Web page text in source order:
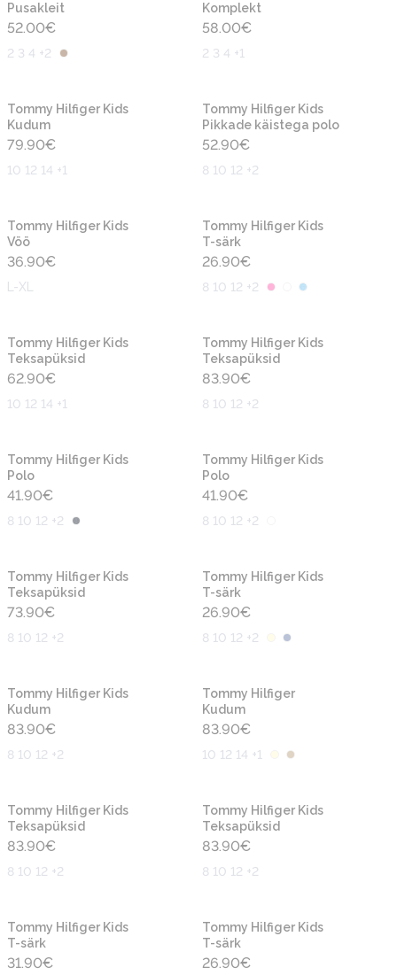
Pusakleit
52.00€
2 3 4 +2
Komplekt
58.00€
2 3 4 +1
Tommy Hilfiger Kids
Kudum
79.90€
10 12 14 +1
Tommy Hilfiger Kids
Pikkade käistega polo
52.90€
8 10 12 +2
Tommy Hilfiger Kids
Vöö
36.90€
L-XL
Tommy Hilfiger Kids
T-särk
26.90€
8 10 12 +2
Tommy Hilfiger Kids
Teksapüksid
62.90€
10 12 14 +1
Tommy Hilfiger Kids
Teksapüksid
83.90€
8 10 12 +2
Tommy Hilfiger Kids
Polo
41.90€
8 10 12 +2
Tommy Hilfiger Kids
Polo
41.90€
8 10 12 +2
Tommy Hilfiger Kids
Teksapüksid
73.90€
8 10 12 +2
Tommy Hilfiger Kids
T-särk
26.90€
8 10 12 +2
Tommy Hilfiger Kids
Kudum
83.90€
8 10 12 +2
Tommy Hilfiger
Kudum
83.90€
10 12 14 +1
Tommy Hilfiger Kids
Teksapüksid
83.90€
8 10 12 +2
Tommy Hilfiger Kids
Teksapüksid
83.90€
8 10 12 +2
Tommy Hilfiger Kids
T-särk
31.90€
Tommy Hilfiger Kids
T-särk
26.90€